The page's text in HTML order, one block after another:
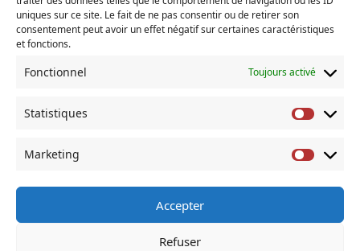
uniques sur ce site. Le fait de ne pas consentir ou de retirer son
consentement peut avoir un effet négatif sur certaines caractéristiques
et fonctions.
Fonctionnel Toujours activé
Statistiques
Marketing
Accepter
Refuser
Refuges
RECHERCHER
for:
À Propos De Accueil Actus Blog
Contact
Mes Livres Politique De Cookies (UE)